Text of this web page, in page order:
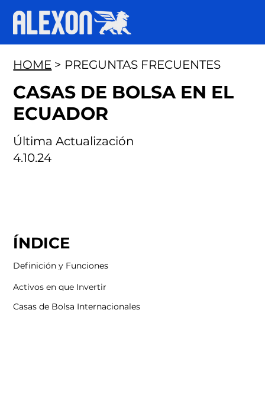
ÍNDICE
Definición y Funciones
Activos en que Invertir
Casas de Bolsa Internacionales
Última Actualización
4.10.24
HOME > PREGUNTAS FRECUENTES
CASAS DE BOLSA EN EL
ECUADOR